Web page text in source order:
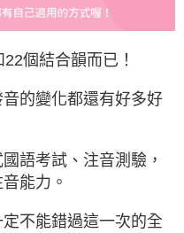
個結合韻而已！
的變化都還有好多好
語考試、注音測驗，
能力。
不能錯過這一次的全